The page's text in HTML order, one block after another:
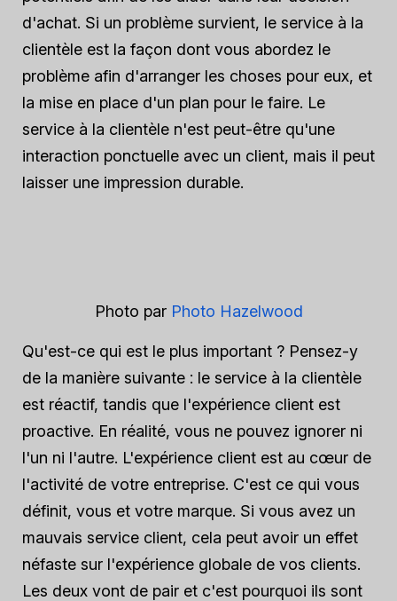
d'achat. Si un problème survient, le service à la
clientèle est la façon dont vous abordez le
problème afin d'arranger les choses pour eux, et
la mise en place d'un plan pour le faire. Le
service à la clientèle n'est peut-être qu'une
interaction ponctuelle avec un client, mais il peut
laisser une impression durable.
Photo par Photo Hazelwood
Qu'est-ce qui est le plus important ? Pensez-y
de la manière suivante : le service à la clientèle
est réactif, tandis que l'expérience client est
proactive. En réalité, vous ne pouvez ignorer ni
l'un ni l'autre. L'expérience client est au cœur de
l'activité de votre entreprise. C'est ce qui vous
définit, vous et votre marque. Si vous avez un
mauvais service client, cela peut avoir un effet
néfaste sur l'expérience globale de vos clients.
Les deux vont de pair et c'est pourquoi ils sont